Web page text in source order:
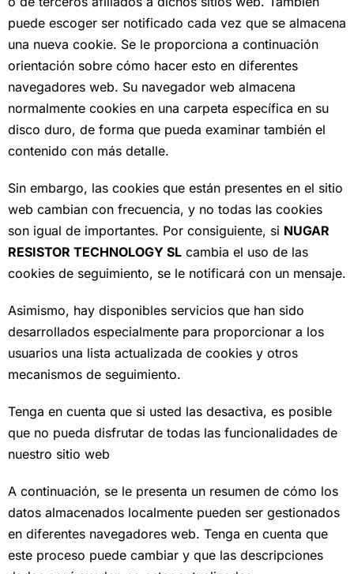
puede escoger ser notificado cada vez que se almacena
una nueva cookie. Se le proporciona a continuación
orientación sobre cómo hacer esto en diferentes
navegadores web. Su navegador web almacena
normalmente cookies en una carpeta específica en su
disco duro, de forma que pueda examinar también el
contenido con más detalle.
Sin embargo, las cookies que están presentes en el sitio
web cambian con frecuencia, y no todas las cookies
son igual de importantes. Por consiguiente, si NUGAR
RESISTOR TECHNOLOGY SL cambia el uso de las
cookies de seguimiento, se le notificará con un mensaje.
Asimismo, hay disponibles servicios que han sido
desarrollados especialmente para proporcionar a los
usuarios una lista actualizada de cookies y otros
mecanismos de seguimiento.
Tenga en cuenta que si usted las desactiva, es posible
que no pueda disfrutar de todas las funcionalidades de
nuestro sitio web
A continuación, se le presenta un resumen de cómo los
datos almacenados localmente pueden ser gestionados
en diferentes navegadores web. Tenga en cuenta que
este proceso puede cambiar y que las descripciones